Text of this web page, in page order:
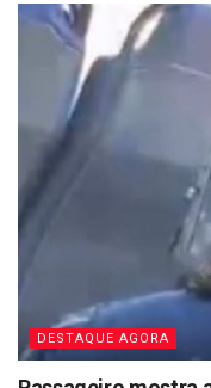
DESTAQUE AGORA